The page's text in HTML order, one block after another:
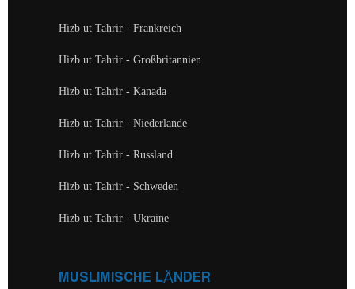
Hizb ut Tahrir - Frankreich
Hizb ut Tahrir - Großbritannien
Hizb ut Tahrir - Kanada
Hizb ut Tahrir - Niederlande
Hizb ut Tahrir - Russland
Hizb ut Tahrir - Schweden
Hizb ut Tahrir - Ukraine
MUSLIMISCHE LÄNDER